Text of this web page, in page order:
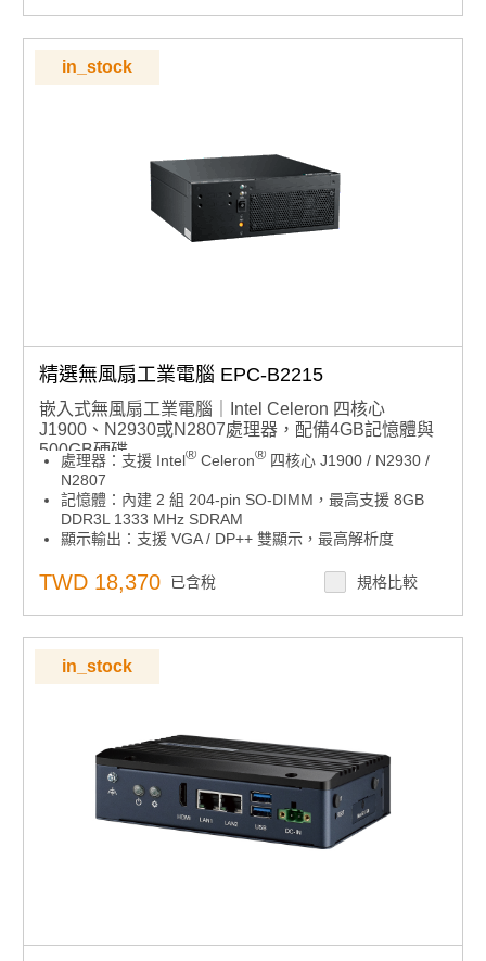
顯示輸出：支援 VGA + DisplayPort 雙顯示輸出
軟體支援：內建智能遠端監控軟體 WISE-PaaS
RMM
軟體支援：內建智能遠端監控軟體 WISE-PaaS RMM
產品諮詢服務：
in_stock
精選無風扇工業電腦 EPC-B2215
嵌入式無風扇工業電腦｜Intel Celeron 四核心
J1900、N2930或N2807處理器，配備4GB記憶體與
500GB硬碟
處理器：支援 Intel® Celeron® 四核心 J1900 / N2930 /
N2807
記憶體：內建 2 組 204-pin SO-DIMM，最高支援 8GB
DDR3L 1333 MHz SDRAM
顯示輸出：支援 VGA / DP++ 雙顯示，最高解析度
擴充介面：1 組 PCIe x1 (Gen2)、1 組 mini-PCIe、1 x
GbE LAN、2 x RS-232、3 x USB 2.0、1 x USB 3.0
電源：支援 DC 12V
作業系統：支援 Windows 7 與 Windows 10 IoT
Enterprise（選配）
搭載研華 WISE-DeviceOn 智能設備管理軟體，提供即時
置，完成功能性升級。
TWD 18,370 已含稅 規格比較
in_stock